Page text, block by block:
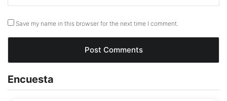
Save my name in this browser for the next time I comment.
Encuesta